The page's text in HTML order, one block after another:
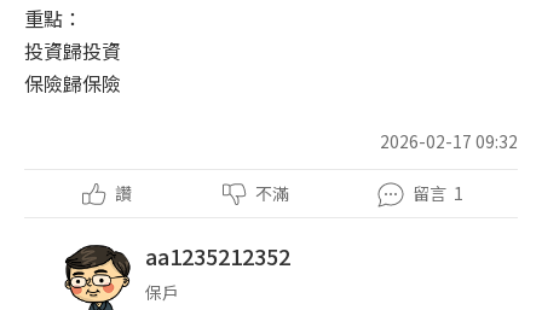
重點：
投資歸投資
保險歸保險
2026-02-17 09:32
讚 不滿 留言 1
aa1235212352
保戶